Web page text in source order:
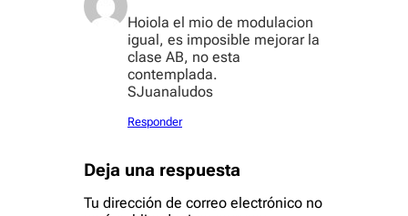
Hoiola el mio de modulacion
igual, es imposible mejorar la
clase AB, no esta
contemplada.
SJuanaludos
Responder
Deja una respuesta
Tu dirección de correo electrónico no